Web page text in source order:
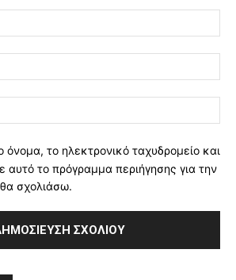
όνομα, το ηλεκτρονικό ταχυδρομείο και
αυτό το πρόγραμμα περιήγησης για την
σχολιάσω.